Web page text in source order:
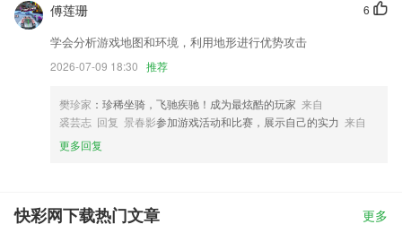
6
傅莲珊
学会分析游戏地图和环境，利用地形进行优势攻击
2026-07-09 18:30 推荐
樊珍家 ：珍稀坐骑，飞驰疾驰！成为最炫酷的玩家 来自
裘芸志 回复 景春影参加游戏活动和比赛，展示自己的实力 来自
更多回复
快彩网下载热门文章 更多